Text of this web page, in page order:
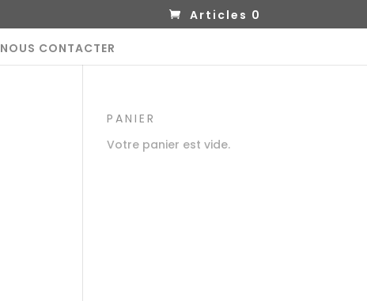
Articles 0
NOUS CONTACTER
PANIER
Votre panier est vide.